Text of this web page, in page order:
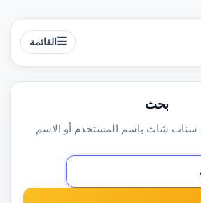
☰ القائمة
بحث
شات باسم المستخدم أو الاسم